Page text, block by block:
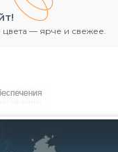
— ярче и свежее.